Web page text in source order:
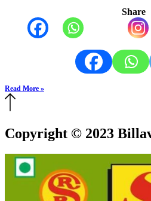
Share
Read More »
Copyright © 2023